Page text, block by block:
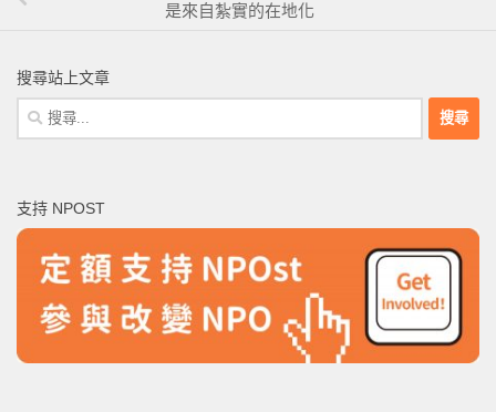
是來自紮實的在地化
搜尋站上文章
搜
尋
字:
支持 NPOST